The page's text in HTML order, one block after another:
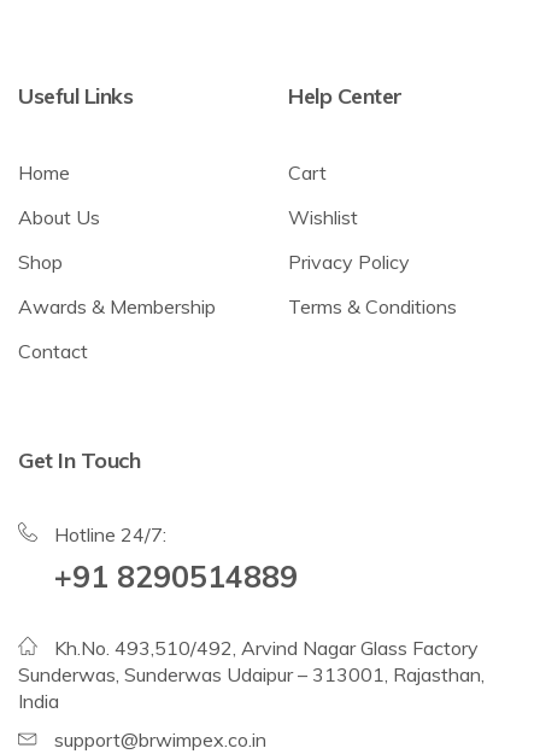
Useful Links
Home
About Us
Shop
Awards & Membership
Contact
Help Center
Cart
Wishlist
Privacy Policy
Terms & Conditions
Get In Touch
Hotline 24/7:
+91 8290514889
Kh.No. 493,510/492, Arvind Nagar Glass Factory
Sunderwas, Sunderwas Udaipur – 313001, Rajasthan,
India
support@brwimpex.co.in